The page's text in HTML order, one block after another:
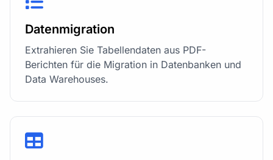
Datenmigration
Extrahieren Sie Tabellendaten aus PDF-
Berichten für die Migration in Datenbanken und
Data Warehouses.